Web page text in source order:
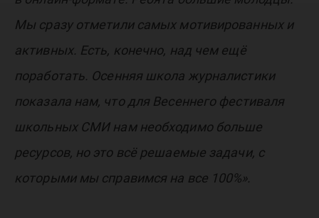
Мы сразу отметили самых мотивированных и
активных. Есть, конечно, над чем ещё
поработать. Осенняя школа журналистики
показала нам, что для Весеннего фестиваля
школьных СМИ нам необходимо больше
ресурсов, но это всё решаемые задачи, с
которыми мы справимся на все 100%».